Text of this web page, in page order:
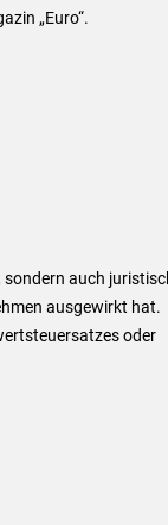
„Euro“.
auch
ausgewirkt hat.
oder